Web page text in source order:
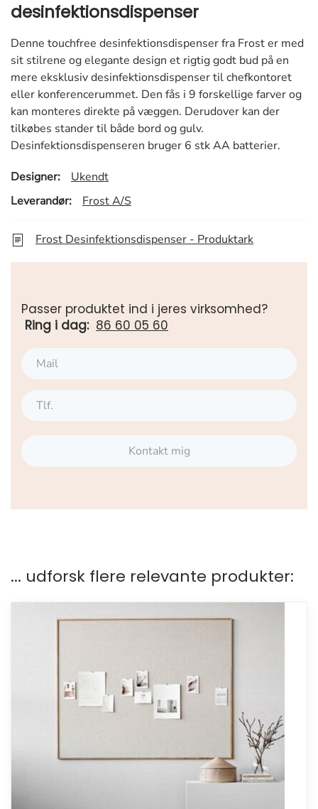
desinfektionsdispenser
Denne touchfree desinfektionsdispenser fra Frost er med
sit stilrene og elegante design et rigtig godt bud på en
mere eksklusiv desinfektionsdispenser til chefkontoret
eller konferencerummet. Den fås i 9 forskellige farver og
kan monteres direkte på væggen. Derudover kan der
tilkøbes stander til både bord og gulv.
Desinfektionsdispenseren bruger 6 stk AA batterier.
Designer:
Ukendt
Leverandør:
Frost A/S
Frost Desinfektionsdispenser - Produktark
Passer produktet ind i jeres virksomhed?
Ring i dag: 86 60 05 60
Kontakt mig
... udforsk flere relevante produkter: